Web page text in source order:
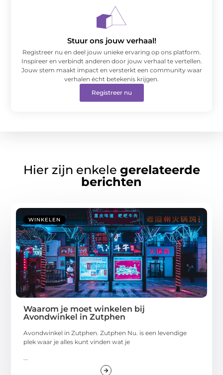
Stuur ons jouw verhaal!
Registreer nu en deel jouw unieke ervaring op ons platform.
Inspireer en verbindt anderen door jouw verhaal te vertellen.
Jouw stem maakt impact en versterkt een community waar
verhalen écht betekenis krijgen.
Registreer nu
Hier zijn enkele gerelateerde
berichten
WINKELEN
Waarom je moet winkelen bij
Avondwinkel in Zutphen
Avondwinkel in Zutphen. Zutphen Nu. is een levendige
plek waar je alles kunt vinden wat je
...